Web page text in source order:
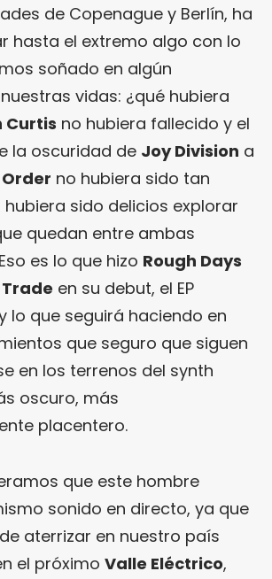
de Copenague y Berlín, ha
hasta el extremo algo con lo
soñado en algún
vidas: ¿qué hubiera
Curtis no hubiera fallecido y el
la oscuridad de Joy Division a
no hubiera sido tan
hubiera sido delicios explorar
quedan entre ambas
es lo que hizo Rough Days
en su debut, el EP
lo que seguirá haciendo en
que seguro que siguen
en los terrenos del synth
oscuro, más
placentero.
que este hombre
sonido en directo, ya que
aterrizar en nuestro país
el próximo Valle Eléctrico,